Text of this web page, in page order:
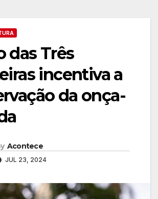
das Três
incentiva a
da onça-
Acontece
JUL 23, 2024